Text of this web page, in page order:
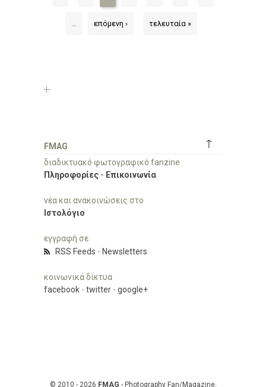
… επόμενη › τελευταία »
↑
FMAG
διαδικτυακό φωτογραφικό fanzine
Πληροφορίες - Επικοινωνία
νέα και ανακοινώσεις στο
Ιστολόγιο
εγγραφή σε
RSS Feeds - Newsletters
κοινωνικά δίκτυα
facebook - twitter - google+
© 2010 - 2026 FMAG - Photography Fan/Magazine,